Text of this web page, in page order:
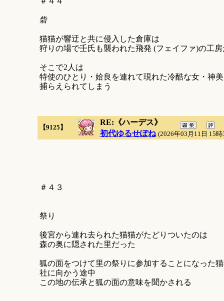
砦
猫猫が響迂と共に侵入した倉庫は
狩りの場で壬氏も襲われた飛発 (フェイファ)の工
そこで2人は
特使のひとり・姶良を連れて現れた冷酷な女・神
捕らえられてしまう
【9125】
RE:《ハーデス》
初代ゆるせぽね (2026年03月11日 15時
＃４３
祭り
後宮から連れ去られた猫猫がたどりついたのは
森の奥に隠された里だった
狐の面をつけて里の祭りに参加することになった
社に向かう途中
この地の伝承と狐の面の意味を聞かされる